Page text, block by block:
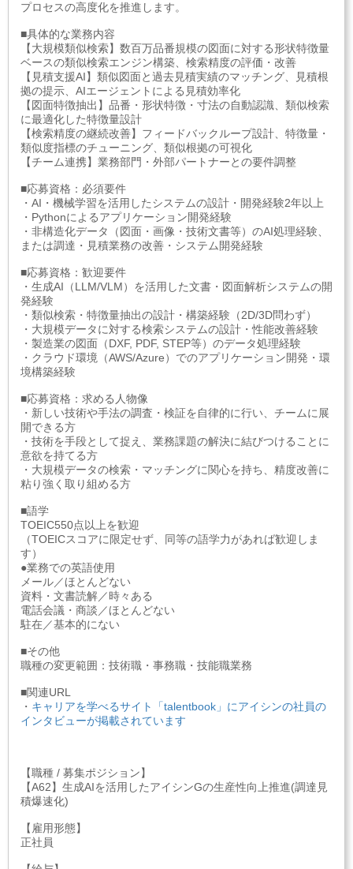
プロセスの高度化を推進します。
■具体的な業務内容
【大規模類似検索】数百万品番規模の図面に対する形状特徴量
ベースの類似検索エンジン構築、検索精度の評価・改善
【見積支援AI】類似図面と過去見積実績のマッチング、見積根
拠の提示、AIエージェントによる見積効率化
【図面特徴抽出】品番・形状特徴・寸法の自動認識、類似検索
に最適化した特徴量設計
【検索精度の継続改善】フィードバックループ設計、特徴量・
類似度指標のチューニング、類似根拠の可視化
【チーム連携】業務部門・外部パートナーとの要件調整
■応募資格：必須要件
・AI・機械学習を活用したシステムの設計・開発経験2年以上
・Pythonによるアプリケーション開発経験
・非構造化データ（図面・画像・技術文書等）のAI処理経験、
または調達・見積業務の改善・システム開発経験
■応募資格：歓迎要件
・生成AI（LLM/VLM）を活用した文書・図面解析システムの開
発経験
・類似検索・特徴量抽出の設計・構築経験（2D/3D問わず）
・大規模データに対する検索システムの設計・性能改善経験
・製造業の図面（DXF, PDF, STEP等）のデータ処理経験
・クラウド環境（AWS/Azure）でのアプリケーション開発・環
境構築経験
■応募資格：求める人物像
・新しい技術や手法の調査・検証を自律的に行い、チームに展
開できる方
・技術を手段として捉え、業務課題の解決に結びつけることに
意欲を持てる方
・大規模データの検索・マッチングに関心を持ち、精度改善に
粘り強く取り組める方
■語学
TOEIC550点以上を歓迎
（TOEICスコアに限定せず、同等の語学力があれば歓迎しま
す）
●業務での英語使用
メール／ほとんどない
資料・文書読解／時々ある
電話会議・商談／ほとんどない
駐在／基本的にない
■その他
職種の変更範囲：技術職・事務職・技能職業務
■関連URL
・ キャリアを学べるサイト「talentbook」にアイシンの社員の
インタビューが掲載されています
【職種 / 募集ポジション】
【A62】生成AIを活用したアイシンGの生産性向上推進(調達見
積爆速化)
【雇用形態】
正社員